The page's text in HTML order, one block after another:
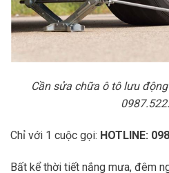
Cần sửa chữa ô tô lưu
Chỉ với 1 cuộc gọi: HOTLINE:
Bất kể thời tiết nắng mưa, đêm